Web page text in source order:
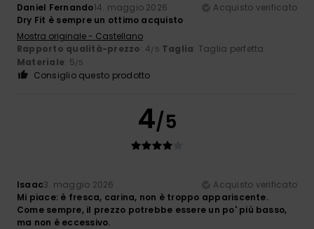
Daniel Fernando14. maggio 2026
Acquisto verificato
Dry Fit è sempre un ottimo acquisto
Mostra originale - Castellano
Rapporto qualità-prezzo: 4/5 Taglia: Taglia perfetta
Materiale: 5/5
Consiglio questo prodotto
4/5
Isaac3. maggio 2026
Acquisto verificato
Mi piace: è fresca, carina, non è troppo appariscente.
Come sempre, il prezzo potrebbe essere un po' più basso,
ma non è eccessivo.